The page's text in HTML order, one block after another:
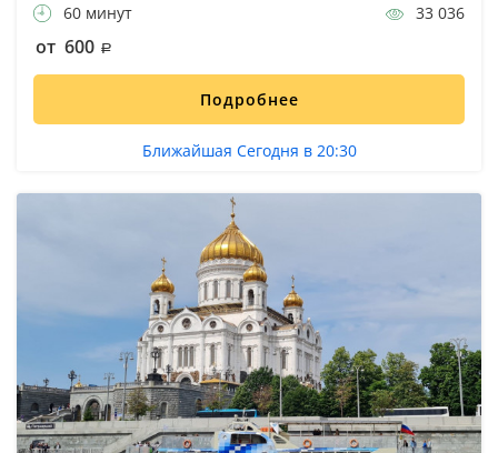
60 минут
33 036
от 600
Подробнее
Ближайшая Сегодня в 20:30